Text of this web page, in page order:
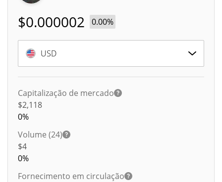
$0.000002 0.00%
USD
Capitalização de mercado
$2,118
0%
Volume (24)
$4
0%
Fornecimento em circulação